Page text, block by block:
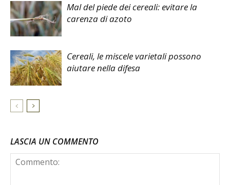
Mal del piede dei cereali: evitare la
carenza di azoto
Cereali, le miscele varietali possono
aiutare nella difesa
LASCIA UN COMMENTO